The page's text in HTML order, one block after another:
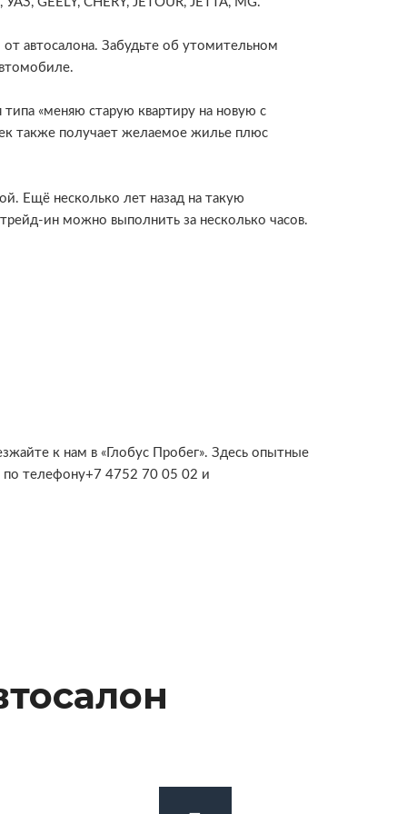
автосалона. Забудьте об утомительном
«меняю старую квартиру на новую с
также получает желаемое жилье плюс
Ещё несколько лет назад на такую
ин можно выполнить за несколько часов.
к нам в «Глобус Пробег». Здесь опытные
по телефону+7 4752 70 05 02 и